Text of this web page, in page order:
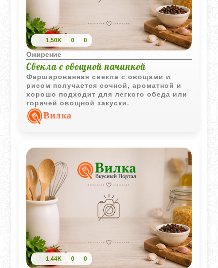
1,50K 0 0
Ожирение
Свекла с овощной начинкой
Фаршированная свекла с овощами и
рисом получается сочной, ароматной и
хорошо подходит для легкого обеда или
горячей овощной закуски.
Вилка
1,44K 0 0